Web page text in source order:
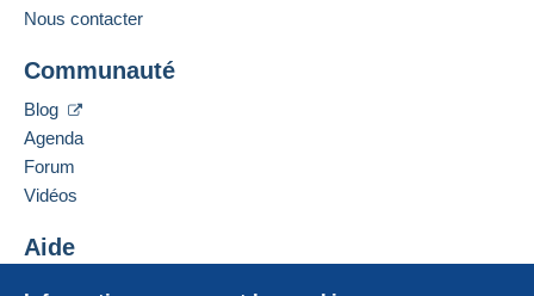
Nous contacter
Communauté
Blog
Agenda
Forum
Vidéos
Aide